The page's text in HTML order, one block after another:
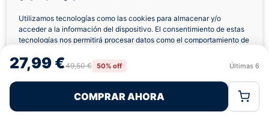
Utilizamos tecnologías como las cookies para almacenar y/o
acceder a la información del dispositivo. El consentimiento de estas
tecnologías nos permitirá procesar datos como el comportamiento de
retirar el consentimiento, puede afectar negativamente a ciertas
características y funciones.
Rechazar
Política de CookiesPolítica de Privacidad
27,99 €49,50 € 50% off Últimas 6
COMPRAR AHORA
Envíos a Domicilio Devolución 7 Días
Ofertas Sin Límites